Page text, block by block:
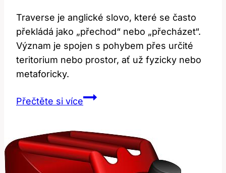
Traverse je anglické slovo, které se často
překládá jako „přechod“ nebo „přecházet“.
Význam je spojen s pohybem přes určité
teritorium nebo prostor, ať už fyzicky nebo
metaforicky.
Přečtěte si víceTraverse:
jeho
překlad
a